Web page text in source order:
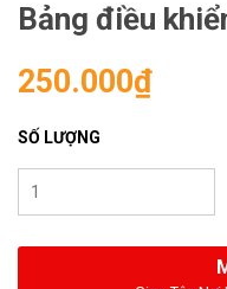
Bảng điều
250.000₫
SỐ LƯỢNG